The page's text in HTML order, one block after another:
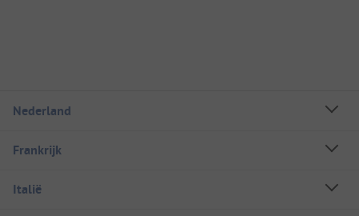
Nederland
Frankrijk
Italië